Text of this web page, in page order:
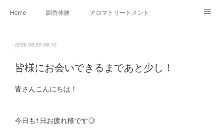
Home 調香体験 アロマトリートメントMenu
Ameblo
2020.05.22 08:12
皆様にお会いできるまであと少し！
皆さんこんにちは！
今日も1日お疲れ様です◎